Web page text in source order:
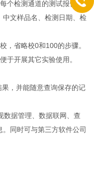
个检测通道的测试报告，
文样品名、检测日期、检
，省略校0和100的步骤。
于开展其它实验使用。
，并能随意查询保存的记
数据管理、数据联网、查
同时可与第三方软件公司